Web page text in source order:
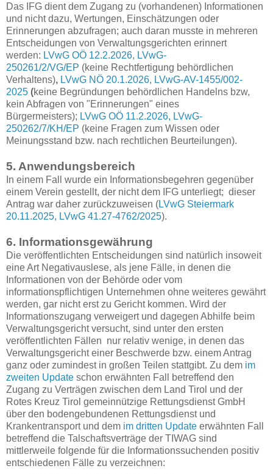
Das IFG dient dem Zugang zu (vorhandenen) Informationen
und nicht dazu, Wertungen, Einschätzungen oder
Erinnerungen abzufragen; auch daran musste in mehreren
Entscheidungen von Verwaltungsgerichten erinnert
werden: LVwG OÖ 12.2.2026, LVwG-
250261/2/VG/EP (keine Rechtfertigung behördlichen
Verhaltens), LVwG NÖ 20.1.2026, LVwG-AV-1455/002-
2025 (keine Begründungen behördlichen Handelns bzw,
kein Abfragen von "Erinnerungen" eines
Bürgermeisters); LVwG OÖ 11.2.2026, LVwG-
250262/7/KH/EP (keine Fragen zum Wissen oder
Meinungsstand bzw. nach rechtlichen Beurteilungen).
5. Anwendungsbereich
In einem Fall wurde ein Informationsbegehren gegenüber
einem Verein gestellt, der nicht dem IFG unterliegt; dieser
Antrag war daher zurückzuweisen (LVwG Steiermark
20.11.2025, LVwG 41.27-4762/2025).
6. Informationsgewährung
Die veröffentlichten Entscheidungen sind natürlich insoweit
eine Art Negativauslese, als jene Fälle, in denen die
Informationen von der Behörde oder vom
informationspflichtigen Unternehmen ohne weiteres gewährt
werden, gar nicht erst zu Gericht kommen. Wird der
Informationszugang verweigert und dagegen Abhilfe beim
Verwaltungsgericht versucht, sind unter den ersten
veröffentlichten Fällen nur relativ wenige, in denen das
Verwaltungsgericht einer Beschwerde bzw. einem Antrag
ganz oder zumindest in großen Teilen stattgibt. Zu dem im
zweiten Update schon erwähnten Fall betreffend den
Zugang zu Verträgen zwischen dem Land Tirol und der
Rotes Kreuz Tirol gemeinnützige Rettungsdienst GmbH
über den bodengebundenen Rettungsdienst und
Krankentransport und dem im dritten Update erwähnten Fall
betreffend die Talschaftsverträge der TIWAG sind
mittlerweile folgende für die Informationssuchenden positiv
entschiedenen Fälle zu verzeichnen: